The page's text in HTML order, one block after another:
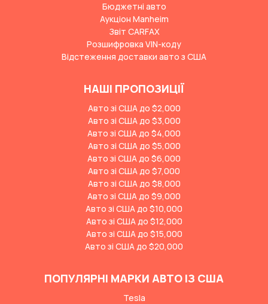
Бюджетні авто
Аукціон Manheim
Звіт CARFAX
Розшифровка VIN-коду
Відстеження доставки авто з США
НАШІ ПРОПОЗИЦІЇ
Авто зі США до $2,000
Авто зі США до $3,000
Авто зі США до $4,000
Авто зі США до $5,000
Авто зі США до $6,000
Авто зі США до $7,000
Авто зі США до $8,000
Авто зі США до $9,000
Авто зі США до $10,000
Авто зі США до $12,000
Авто зі США до $15,000
Авто зі США до $20,000
ПОПУЛЯРНІ МАРКИ АВТО ІЗ США
Tesla